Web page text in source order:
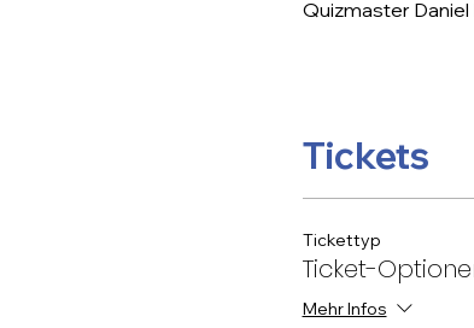
Quizmaster
Tickets
Tickettyp
Ticket-
Mehr Infos